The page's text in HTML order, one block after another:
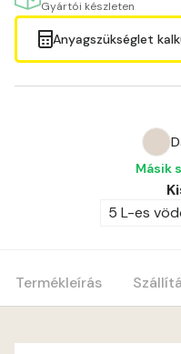
Gyártói készleten
Anyagszükséglet
Másik
5 L-es
Termékleírás